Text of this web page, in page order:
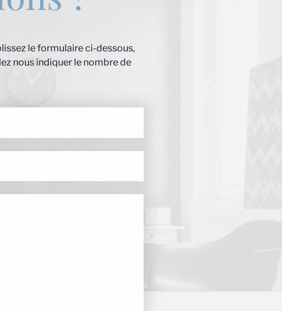
le formulaire ci-dessous,
nous indiquer le nombre de